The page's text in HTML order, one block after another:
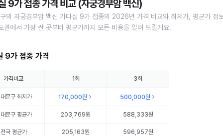
9가 접종 가격 비교 (자궁경부암 백신)
의 자궁경부암 백신 가다실 9가 접종의 2026년 가격 비교와 최저가, 평균가 정
권에서 가장 싼 곳부터 평균가까지 모든 비용을 알려 드릴게요.
9가 접종 가격
가격비교 1회 3회
문구최저가 170,000원 500,000원
문구평균가 203,769원 588,333원
전국 평균가 205,163원 596,957원